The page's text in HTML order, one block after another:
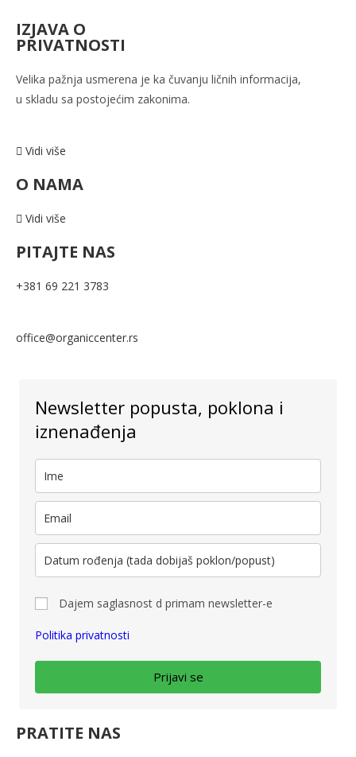
IZJAVA O
PRIVATNOSTI
Velika pažnja usmerena je ka čuvanju ličnih informacija,
u skladu sa postojećim zakonima.
Vidi više
O NAMA
Vidi više
PITAJTE NAS
+381 69 221 3783
office@organiccenter.rs
Newsletter popusta, poklona i
iznenađenja
Dajem saglasnost d primam newsletter-e
Politika privatnosti
Prijavi se
PRATITE NAS